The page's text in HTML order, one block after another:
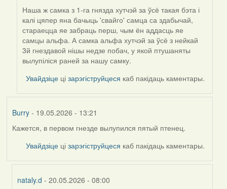
Наша ж самка з 1-га гнязда хутчэй за ўсё такая бэта і
калі цяпер яна бачыць 'свайго' самца са здабычай,
стараецца яе забраць перш, чым ён аддасць яе
самцы альфа. А самка альфа хутчэй за ўсё з нейкай
3й гнездавой нішы недзе побач, у якой птушаняты
вылупіліся раней за нашу самку.
Увайдзіце цізарэгіструйцеся каб пакідаць каментары.
Burry- 19.05.2026 - 13:21
Кажется, в первом гнезде вылупился пятый птенец.
Увайдзіце цізарэгіструйцеся каб пакідаць каментары.
nataly.d - 20.05.2026 - 08:00